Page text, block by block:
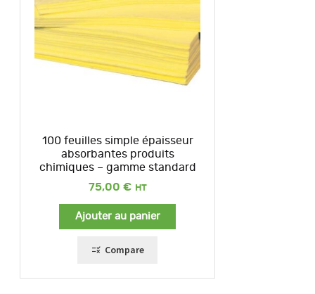
100 feuilles simple épaisseur
absorbantes produits
chimiques – gamme standard
75,00 €
Ajouter au panier
Compare